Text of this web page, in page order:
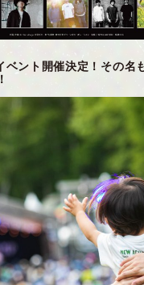
ベント開催決定！その名